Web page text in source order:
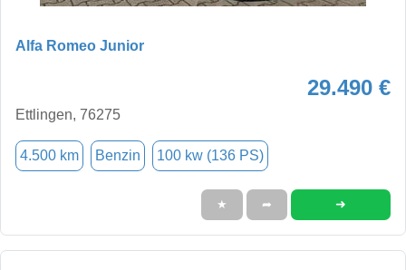
Alfa Romeo Junior
29.490 €
Ettlingen, 76275
4.500 km Benzin 100 kw (136 PS)
★ ➦ ➜